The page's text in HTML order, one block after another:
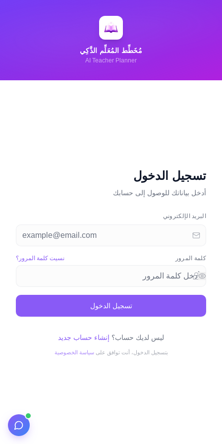
مُخَطِّط المُعَلِّم الذَّكِي
AI Teacher Planner
تسجيل الدخول
أدخل بياناتك للوصول إلى حسابك
البريد الإلكتروني
كلمة المرور نسيت كلمة المرور؟
تسجيل الدخول
ليس لديك حساب؟ إنشاء حساب جديد
بتسجيل الدخول، أنت توافق على سياسة الخصوصية